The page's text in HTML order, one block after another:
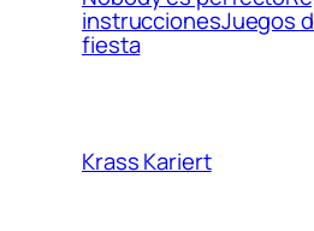
instruccionesJuegos
fiesta
Krass Kariert